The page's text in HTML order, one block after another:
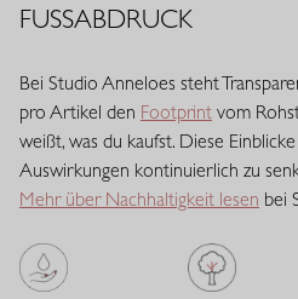
kaum knittert und lange schön
raffinierte mittlere Stoffdicke und
Balance zwischen Stabilität und
sich angenehm, verleiht ausreichend
seine Passform. Eine vielseitige
FUSSABDRUCK
Bei Studio Anneloes steht
pro Artikel den Footprint vom
weißt, was du kaufst. Diese
Auswirkungen kontinuierlich zu
Mehr über Nachhaltigkeit lesen bei